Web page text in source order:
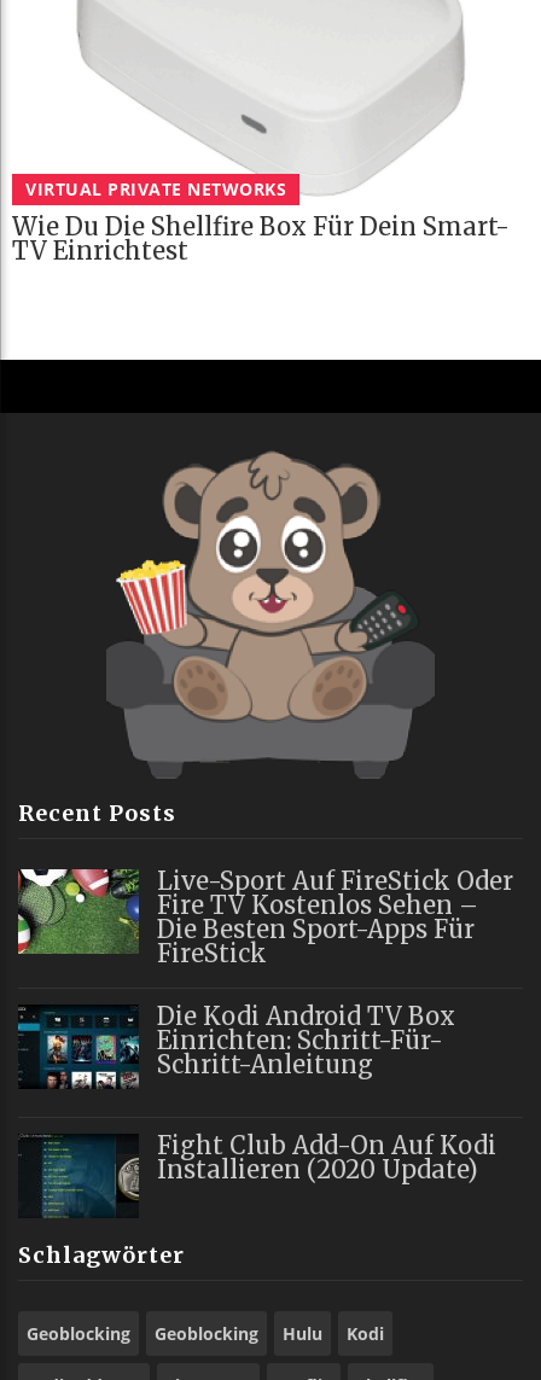
VIRTUAL PRIVATE NETWORKS
Wie Du Die Shellfire Box Für Dein Smart-
TV Einrichtest
Recent Posts
Live-Sport Auf FireStick Oder
Fire TV Kostenlos Sehen –
Die Besten Sport-Apps Für
FireStick
Die Kodi Android TV Box
Einrichten: Schritt-Für-
Schritt-Anleitung
Fight Club Add-On Auf Kodi
Installieren (2020 Update)
Schlagwörter
Geoblocking Geoblocking Hulu Kodi